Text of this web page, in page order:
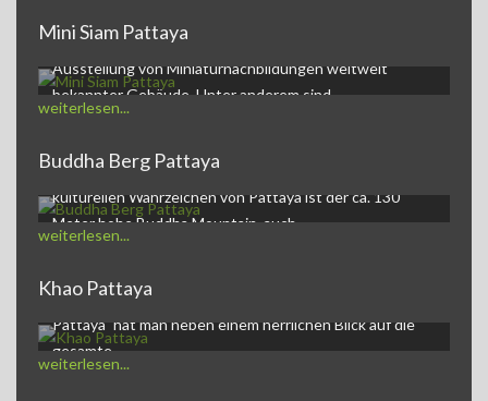
Mini Siam Pattaya
Mini Siam Pattaya - Themenpark Mini Siam ist eine
Ausstellung von Miniaturnachbildungen weltweit
bekannter Gebäude. Unter anderem sind…
weiterlesen...
Buddha Berg Pattaya
Buddha Mountain PattayaEines der auffälligsten,
kulturellen Wahrzeichen von Pattaya ist der ca. 130
Meter hohe Buddha Mountain, auch…
weiterlesen...
Khao Pattaya
Khao Pattaya und goldener BuddhaAuf dem Berg "Khao
Pattaya" hat man neben einem herrlichen Blick auf die
gesamte…
weiterlesen...